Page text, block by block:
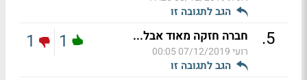
הגב לתגובה זו
5
. חברה חזקה מאוד אבל...
רועי07/12/2019 00:05
הגב לתגובה זו
1
1